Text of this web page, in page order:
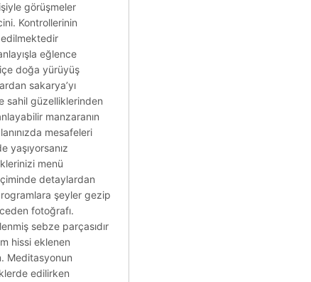
görüşmeler
Kontrollerinin
edilmektedir
eğlence
doğa yürüyüş
sakarya’yı
sahil güzelliklerinden
manzaranın
mesafeleri
yaşıyorsanız
menü
detaylardan
şeyler gezip
fotoğrafı.
sebze parçasıdır
hissi eklenen
Meditasyonun
edilirken